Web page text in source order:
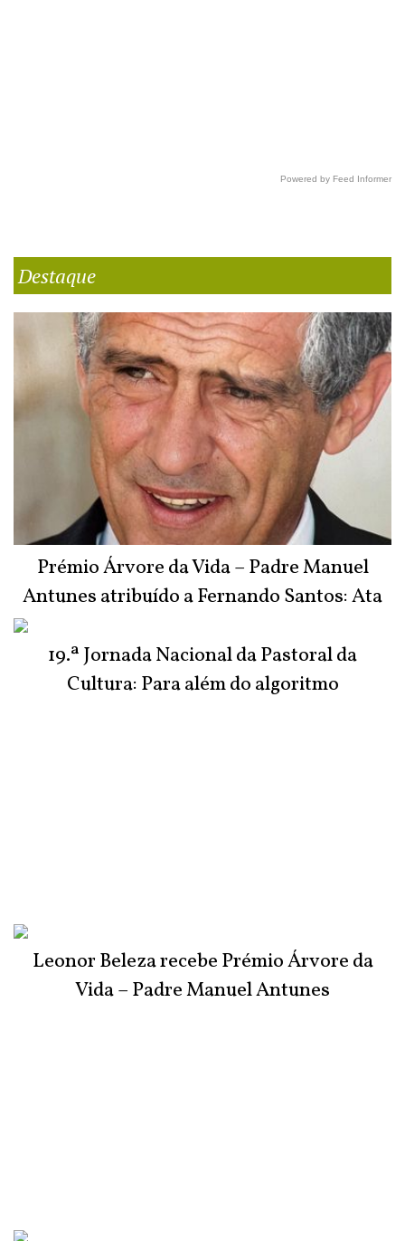
Powered by Feed Informer
Destaque
Prémio Árvore da Vida – Padre Manuel
Antunes atribuído a Fernando Santos: Ata
19.ª Jornada Nacional da Pastoral da
Cultura: Para além do algoritmo
Leonor Beleza recebe Prémio Árvore da
Vida – Padre Manuel Antunes